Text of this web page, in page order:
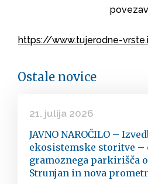
https://www.tujerodne-
Ostale novice
21. julija 2026
JAVNO NAROČILO –
ekosistemske storitve –
gramoznega parkirišča
Strunjan in nova